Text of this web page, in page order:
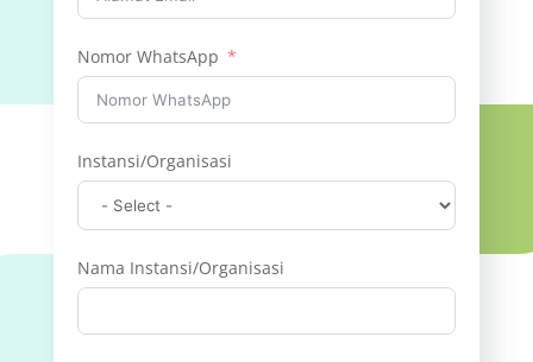
Nomor WhatsApp
Instansi/Organisasi
Nama Instansi/Organisasi